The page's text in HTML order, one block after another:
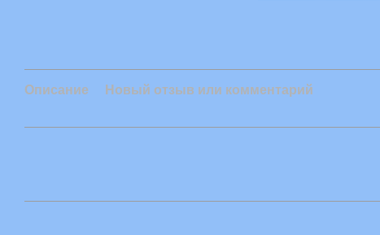
Описание Новый отзыв или комментарий